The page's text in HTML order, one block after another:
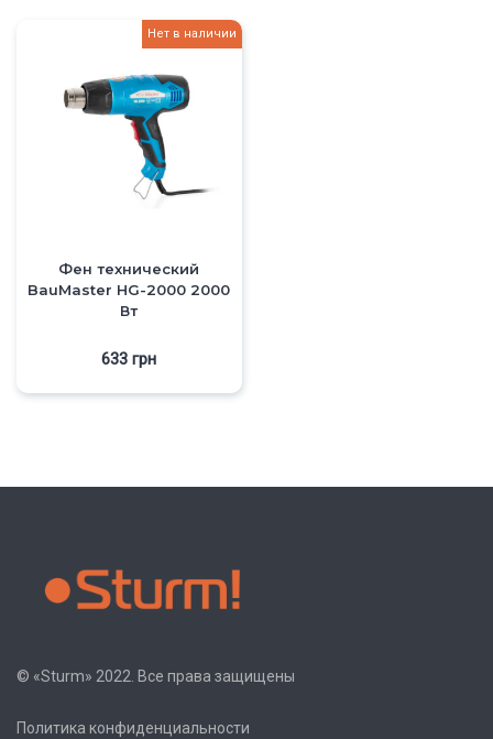
Нет в наличии
Фен технический
BauMaster HG-2000 2000
Вт
633грн
© «Sturm» 2022. Все права защищены
Политика конфиденциальности